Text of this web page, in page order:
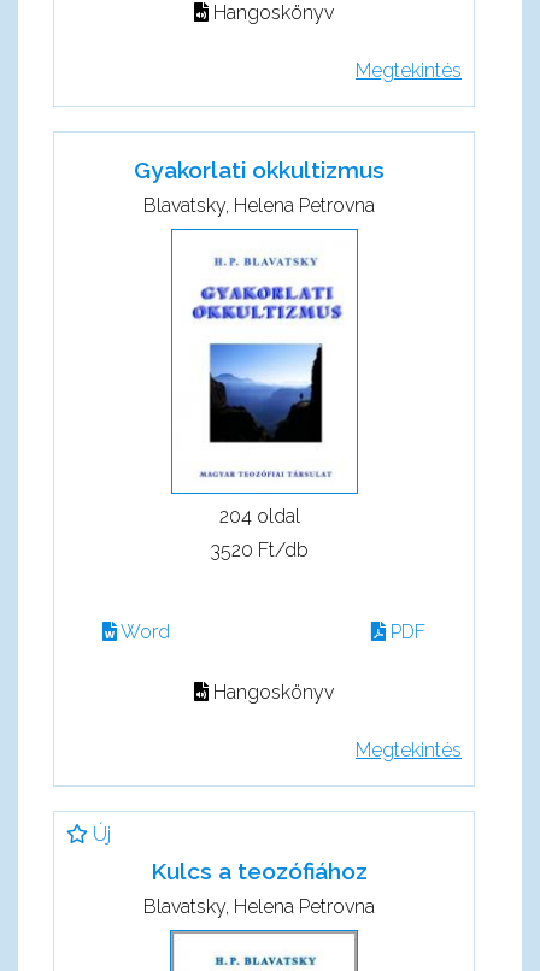
Hangoskönyv
Megtekintés
Gyakorlati okkultizmus
Blavatsky, Helena Petrovna
204 oldal
3520 Ft/db
Word PDF
Hangoskönyv
Megtekintés
Új
Kulcs a teozófiához
Blavatsky, Helena Petrovna